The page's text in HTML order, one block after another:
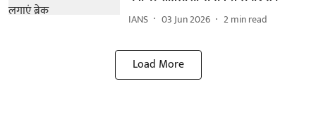
IANS 03 Jun 2026 2min read
Load More